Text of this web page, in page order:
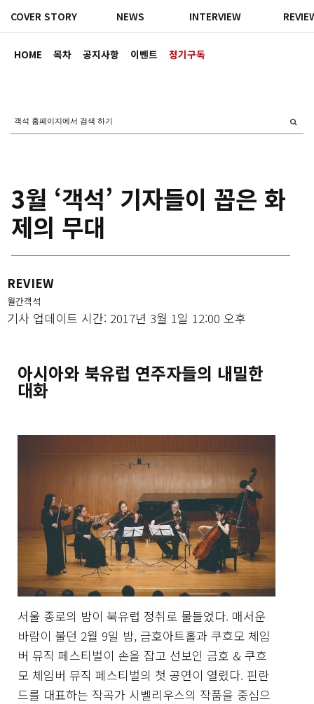
HOME 목차 공지사항 이벤트 정기구독
COVER STORY NEWS INTERVIEW
3월 ‘객석’ 기자들이 꼽은 화
제의 무대
REVIEW
월간객석
기사 업데이트 시간: 2017년 3월 1일 12:00 오후
아시아와 북유럽 연주자들의 내밀한
대화
서울 종로의 밤이 북유럽 정취로 물들었다. 매서운
바람이 불던 2월 9일 밤, 금호아트홀과 쿠흐모 체임
버 뮤직 페스티벌이 손을 잡고 선보인 금호 & 쿠흐
모 체임버 뮤직 페스티벌의 첫 공연이 열렸다. 핀란
드를 대표하는 작곡가 시벨리우스의 작품을 중심으